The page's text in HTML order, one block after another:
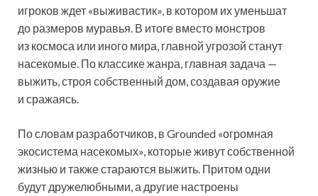
игроков ждет «выживастик», в котором их уменьшат
до размеров муравья. В итоге вместо монстров
из космоса или иного мира, главной угрозой станут
насекомые. По классике жанра, главная задача —
выжить, строя собственный дом, создавая оружие
и сражаясь.
По словам разработчиков, в Grounded «огромная
экосистема насекомых», которые живут собственной
жизнью и также стараются выжить. Притом одни
будут дружелюбными, а другие настроены